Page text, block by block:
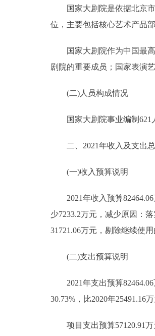
国家大剧院是依据北京市
位，主要包括核心艺术产品
国家大剧院作为中国最高
剧院的重要成员；国家表演
(二)人员构成情况
国家大剧院事业编制621人
二、2021年收入及支出
(一)收入预算说明
2021年收入预算82464.06
少7233.2万元，减少原因：
31721.06万元，剔除继续使
(二)支出预算说明
2021年支出预算82464.06
30.73%，比2020年25491.16
项目支出预算57120.91万